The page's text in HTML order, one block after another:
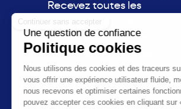
Recevez toutes les
actualités de Global
Industrie directement
dans votre boite mail.
S'inscrire à la newsletter